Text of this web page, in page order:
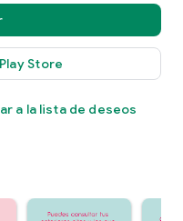
Store
a la lista de deseos